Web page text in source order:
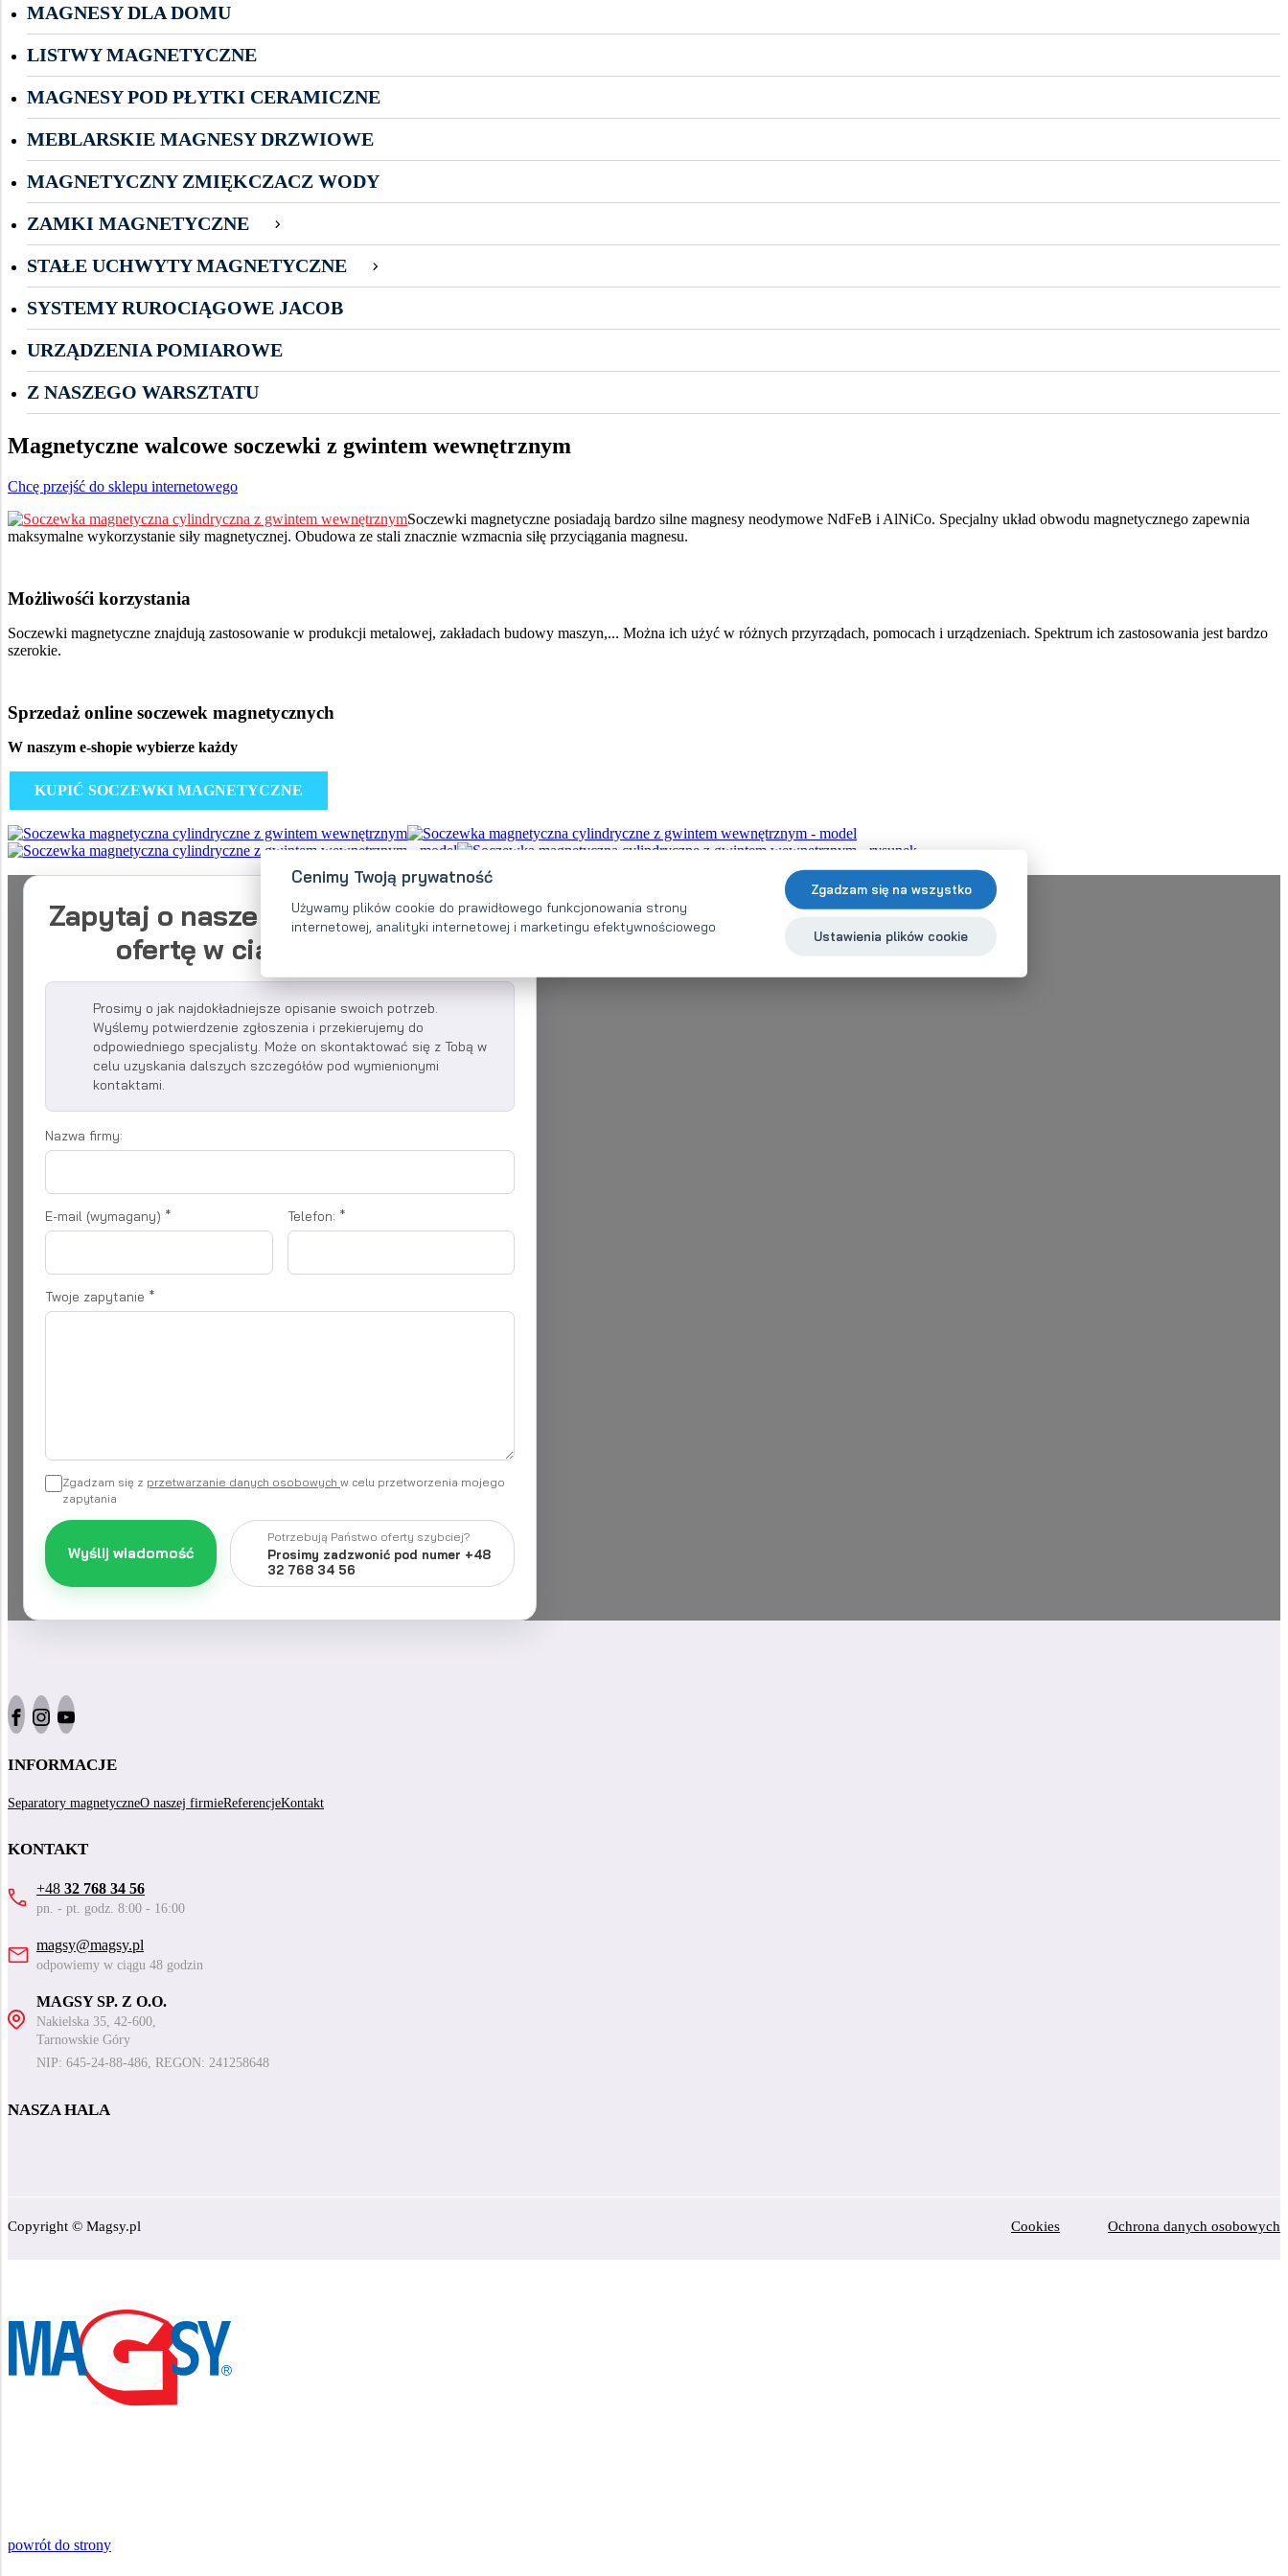
MAGNESY DLA DOMU
LISTWY MAGNETYCZNE
MAGNESY POD PŁYTKI CERAMICZNE
MEBLARSKIE MAGNESY DRZWIOWE
MAGNETYCZNY ZMIĘKCZACZ WODY
ZAMKI MAGNETYCZNE
STAŁE UCHWYTY MAGNETYCZNE
SYSTEMY RUROCIĄGOWE JACOB
URZĄDZENIA POMIAROWE
Z NASZEGO WARSZTATU
Magnetyczne walcowe soczewki z gwintem wewnętrznym
Chcę przejść do sklepu internetowego
Soczewki magnetyczne posiadają bardzo silne magnesy neodymowe NdFeB i AlNiCo. Specjalny układ obwodu magnetycznego zapewnia
maksymalne wykorzystanie siły magnetycznej. Obudowa ze stali znacznie wzmacnia siłę przyciągania magnesu.
Możliwośći korzystania
Soczewki magnetyczne znajdują zastosowanie w produkcji metalowej, zakładach budowy maszyn,... Można ich użyć w różnych przyrządach, pomocach i urządzeniach. Spektrum ich zastosowania jest bardzo
szerokie.
Sprzedaż online soczewek magnetycznych
W naszym e-shopie wybierze każdy
KUPIĆ SOCZEWKI MAGNETYCZNE
Zapytaj o nasze usługi - otrzymasz
ofertę w ciągu 48 godzin
Prosimy o jak najdokładniejsze opisanie swoich potrzeb.
Wyślemy potwierdzenie zgłoszenia i przekierujemy do
odpowiedniego specjalisty. Może on skontaktować się z Tobą w
celu uzyskania dalszych szczegółów pod wymienionymi
kontaktami.
Nazwa firmy:
E-mail (wymagany) * Telefon: *
Twoje zapytanie *
Zgadzam się z przetwarzanie danych osobowych w celu przetworzenia mojego
zapytania
Wyślij wiadomość
Potrzebują Państwo oferty szybciej?
Prosimy zadzwonić pod numer +48
32 768 34 56
INFORMACJE
Separatory magnetyczneO naszej firmieReferencjeKontakt
KONTAKT
+48 32 768 34 56
pn. - pt. godz. 8:00 - 16:00
magsy@magsy.pl
odpowiemy w ciągu 48 godzin
MAGSY SP. Z O.O.
Nakielska 35, 42-600,
Tarnowskie Góry
NIP: 645-24-88-486, REGON: 241258648
NASZA HALA
Copyright © Magsy.pl Cookies Ochrona danych osobowych
powrót do strony
Cenimy Twoją prywatność
Używamy plików cookie do prawidłowego funkcjonowania strony
internetowej, analityki internetowej i marketingu efektywnościowego
Zgadzam się na wszystko
Ustawienia plików cookie